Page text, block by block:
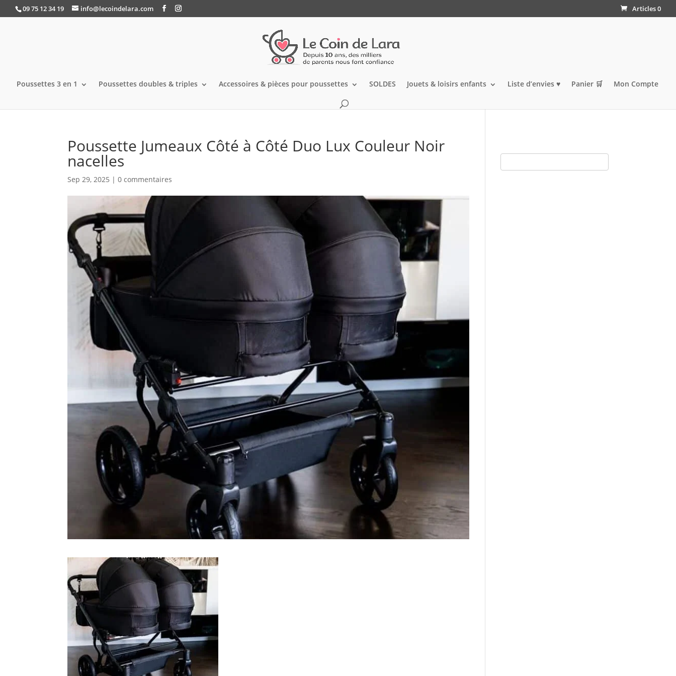
09 75 12 34 19 info@lecoindelara.com Articles 0
Poussettes 3 en 1 Poussettes doubles & triples Accessoires & pièces pour poussettes SOLDES Jouets & loisirs enfants Liste d’envies ♥️ Panier 🛒 Mon Compte
Poussette Jumeaux Côté à Côté Duo Lux Couleur Noir
nacelles
Sep 29, 2025 |0 commentaires